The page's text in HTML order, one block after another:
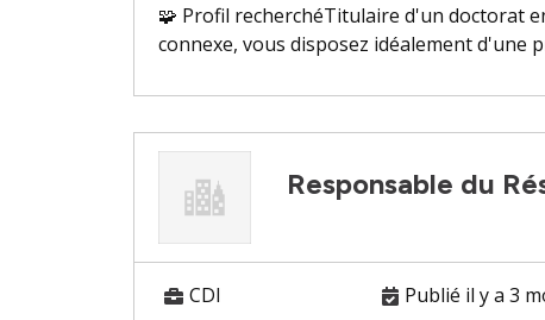
🧩 Profil recherchéTitulaire d'un doctorat
connexe, vous disposez idéalement d'une
Responsable du
CDI Publié il y a 3